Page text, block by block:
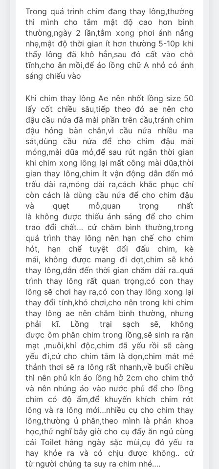
Trong quá trình chim đang thay lông,thường
thì mình cho tắm mật độ cao hơn bình
thường,ngày 2 lần,tắm xong phơi ánh nắng
nhẹ,mật độ thời gian ít hơn thường 5-10p khi
thấy lông đã khô hẳn,sau đó cất vào chỗ
tĩnh,cho ăn mồi,để áo lồng chữ A nhỏ có ánh
sáng chiếu vào
Khi chim thay lông Ae nên nhốt lồng size 50
lấy cốt chiều sâu,tiếp theo đó ae nên cho
đậu cầu nứa đã mài phần trên cầu,tránh chim
đậu hỏng bàn chân,vì cầu nứa nhiều ma
sát,dùng cầu nứa để cho chim đậu mài
móng,mài dũa mỏ,để sau rút ngắn thời gian
khi chim xong lông lại mất công mài dũa,thời
gian thay lông,chim ít vận động dẫn đến mỏ
trấu dài ra,móng dài ra,cách khắc phục chỉ
còn cách là dùng cầu nứa để cho chim đậu
và quẹt mỏ,quan trọng nhất
là không được thiếu ánh sáng để cho chim
trao đổi chất… cứ chăm bình thường,trong
quá trình thay lông nên hạn chế cho chim
hót, hạn chế tuyệt đối đấu chim, kè
mái, không được mang đi dợt,chim sẽ khó
thay lông,dẫn đến thời gian chăm dài ra..quá
trình thay lông rất quan trọng,có con thay
lông sẽ chơi hay ra,có con thay lông xong lại
thay đổi tính,khó chơi,cho nên trong khi chim
thay lông ae nên chăm bình thường, nhưng
phải kĩ. Lồng trại sạch sẽ, không
được ôm phân chim trong lồng,sẽ sinh ra rận
mạt ,muỗi,khí độc,chim đã yếu rồi sẽ càng
yếu đi,cứ cho chim tắm là dọn,chim mát mẻ
thảnh thơi sẽ ra lông rất nhanh,về buổi chiều
thì nên phủ kín áo lồng hở 2cm cho chim thở
và nên nhúng áo vào nước phủ để cho lồng
chim có độ ẩm,để khuyến khích chim rớt
lông và ra lông mới…nhiều cụ cho chim thay
lông,thường ủ phân,theo mình là phản khoa
học,thử nghĩ bây giờ cho cụ đấy ăn ngủ cùng
cái Toilet hàng ngày sặc mùi,cụ đó yếu ra
hay khỏe ra và có chịu được không.. cứ
từ người chúng ta suy ra chim nhé….